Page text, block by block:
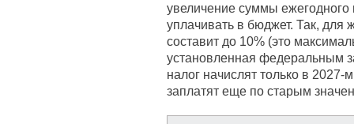
увеличение суммы
уплачивать в бюджет. Так, для
составит до 10% (это
установленная федеральным
налог начислят только в 2027-
заплатят еще по старым